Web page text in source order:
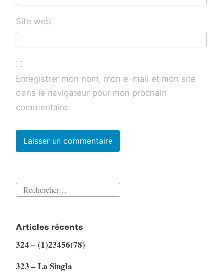
Site web
Enregistrer mon nom, mon e-mail et mon site
dans le navigateur pour mon prochain
commentaire.
Rechercher :
Articles récents
324 – (1)23456(78)
323 – La Singla